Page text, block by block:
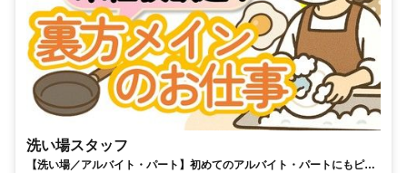
洗い場スタッフ
【洗い場／アルバイト・パート】初めてのアルバイト・パートにもピッ